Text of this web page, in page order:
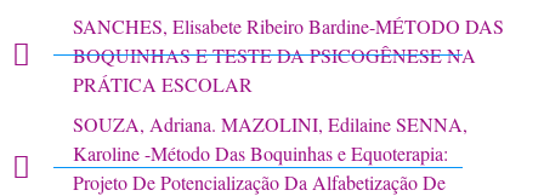
SANCHES, Elisabete Ribeiro Bardine-MÉTODO DAS
BOQUINHAS E TESTE DA PSICOGÊNESE NA
PRÁTICA ESCOLAR
SOUZA, Adriana. MAZOLINI, Edilaine SENNA,
Karoline -Método Das Boquinhas e Equoterapia:
Projeto De Potencialização Da Alfabetização De